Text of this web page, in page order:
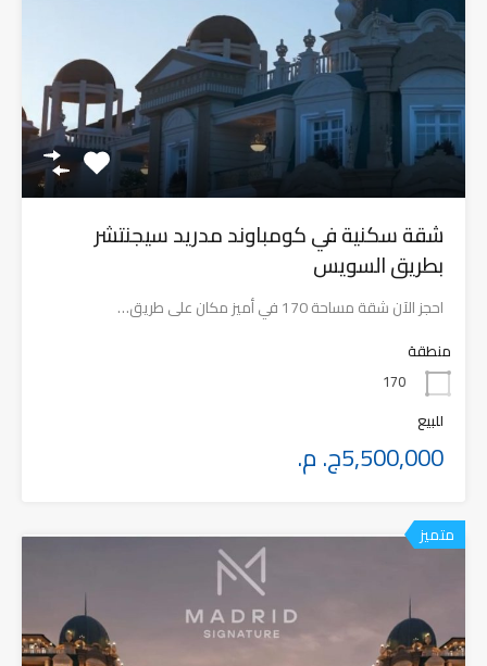
شقة سكنية في كومباوند مدريد سيجنتشر
بطريق السويس
احجز الآن شقة مساحة 170 في أميز مكان على طريق…
منطقة
170
للبيع
5,500,000ج. م.
متميز